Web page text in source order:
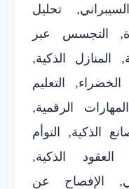
تحليل
التجسس عبر
المنازل الذكية,
التعليم
الرقمية,
الذكية, التوأم
الذكية,
الإفصاح عن